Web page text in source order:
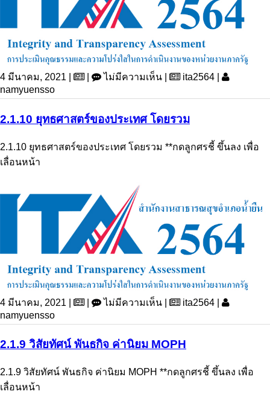
4 มีนาคม, 2021 | ไม่มีความเห็น |
ita2564 |
namyuensso
2.1.10 ยุทธศาสตร์ของประเทศ โดยรวม
2.1.10 ยุทธศาสตร์ของประเทศ โดยรวม **กดลูกศรชี้ ขึ้นลง เพื่อ
เลื่อนหน้า
4 มีนาคม, 2021 | ไม่มีความเห็น |
ita2564 |
namyuensso
2.1.9 วิสัยทัศน์ พันธกิจ ค่านิยม MOPH
2.1.9 วิสัยทัศน์ พันธกิจ ค่านิยม MOPH **กดลูกศรชี้ ขึ้นลง เพื่อ
เลื่อนหน้า